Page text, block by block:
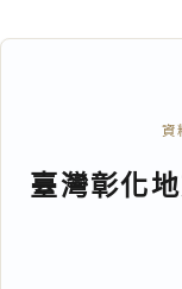
資
臺灣彰化